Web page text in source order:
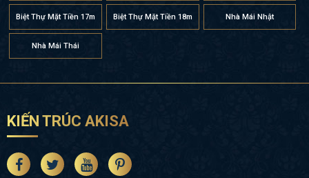
Biệt Thự Mặt Tiền 17m Biệt Thự Mặt Tiền 18m Nhà Mái Nhật
Nhà Mái Thái
KIẾN TRÚC AKISA